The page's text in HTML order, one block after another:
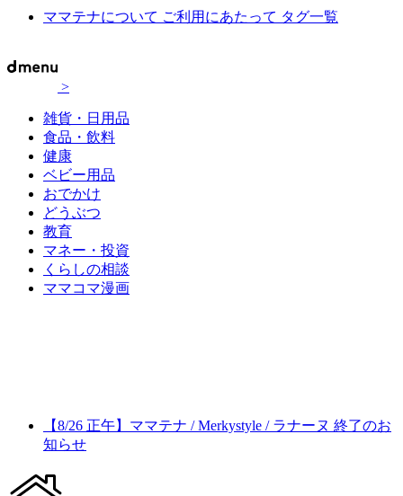
ママテナについて ご利用にあたって タグ一覧
>
雑貨・日用品
食品・飲料
健康
ベビー用品
おでかけ
どうぶつ
教育
マネー・投資
くらしの相談
ママコマ漫画
【8/26 正午】ママテナ / Merkystyle / ラナーヌ 終了のお
知らせ